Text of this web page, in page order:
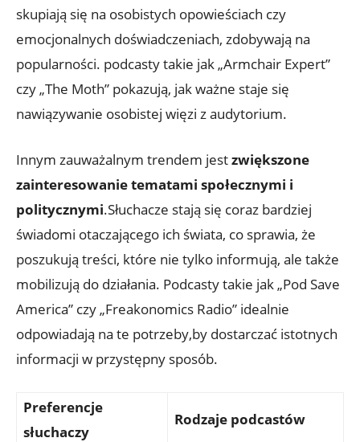
skupiają się na osobistych opowieściach czy
emocjonalnych doświadczeniach, zdobywają na
popularności. podcasty takie jak „Armchair Expert”
czy „The Moth” pokazują, jak ważne staje się
nawiązywanie osobistej więzi z audytorium.
Innym zauważalnym trendem jestzwiększone
zainteresowanie tematami społecznymi i
politycznymi.Słuchacze stają się coraz bardziej
świadomi otaczającego ich świata, co sprawia, że
poszukują treści, które nie tylko informują, ale także
mobilizują do działania. Podcasty takie jak „Pod Save
America” czy „Freakonomics Radio” idealnie
odpowiadają na te potrzeby,by dostarczać istotnych
informacji w przystępny sposób.
Preferencje
słuchaczy
Rodzaje podcastów